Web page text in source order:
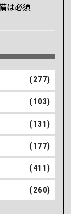
は必須
(277)
(103)
(131)
(177)
(411)
(260)